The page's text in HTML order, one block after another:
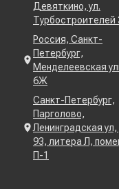
Девяткино, ул.
Турбостроителей
Россия, Санкт-
Петербург,
Менделеевская
6Ж
Санкт-Петербург,
Парголово,
Ленинградская
93, литера Л,
П-1